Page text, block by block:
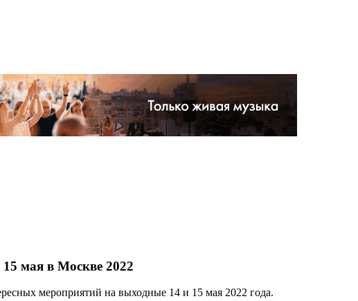
мая в Москве 2022
мероприятий на выходные 14 и 15 мая 2022 года.